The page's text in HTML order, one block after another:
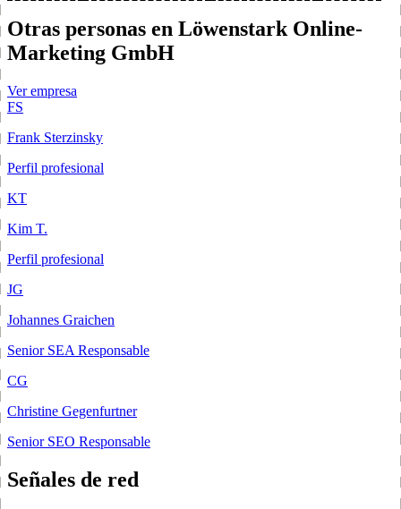
Otras personas en Löwenstark Online-
Marketing GmbH
Ver empresa
FS
Frank Sterzinsky
Perfil profesional
KT
Kim T.
Perfil profesional
JG
Johannes Graichen
Senior SEA Responsable
CG
Christine Gegenfurtner
Senior SEO Responsable
Señales de red